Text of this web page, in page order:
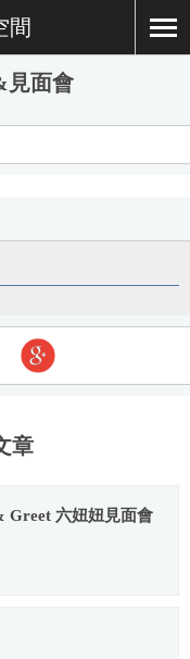
間
見面會
章
Greet 六妞妞見面會